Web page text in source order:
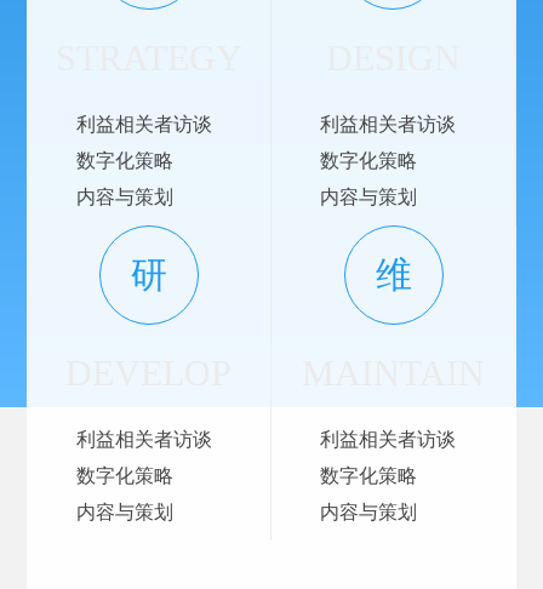
利益相关者访谈
数字化策略
内容与策划
利益相关者访谈
数字化策略
内容与策划
研
利益相关者访谈
数字化策略
内容与策划
维
利益相关者访谈
数字化策略
内容与策划